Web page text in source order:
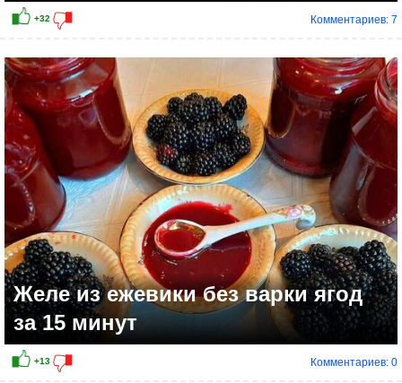
Комментариев: 7
Желе из ежевики без варки ягод
за 15 минут
Комментариев: 0